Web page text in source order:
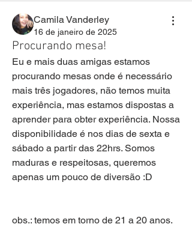
Camila Vanderley
16 de janeiro de 2025
Procurando mesa!
Eu e mais duas amigas estamos
procurando mesas onde é necessário
mais três jogadores, não temos muita
experiência, mas estamos dispostas a
aprender para obter experiência. Nossa
disponibilidade é nos dias de sexta e
sábado a partir das 22hrs. Somos
maduras e respeitosas, queremos
apenas um pouco de diversão :D
obs.: temos em torno de 21 a 20 anos.